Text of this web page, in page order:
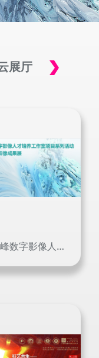
展厅
丛峰数字影像人才培养工作室项目系列活动暨数字影像成果展